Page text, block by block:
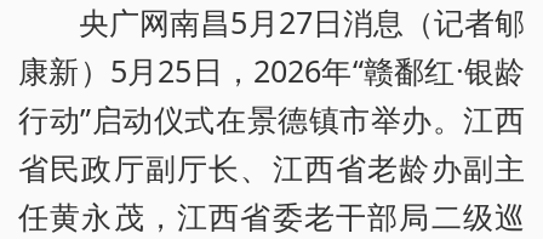
央广网南昌5月27日消息（记者郇
康新）5月25日，2026年“赣鄱红·银龄
行动”启动仪式在景德镇市举办。江西
省民政厅副厅长、江西省老龄办副主
任黄永茂，江西省委老干部局二级巡